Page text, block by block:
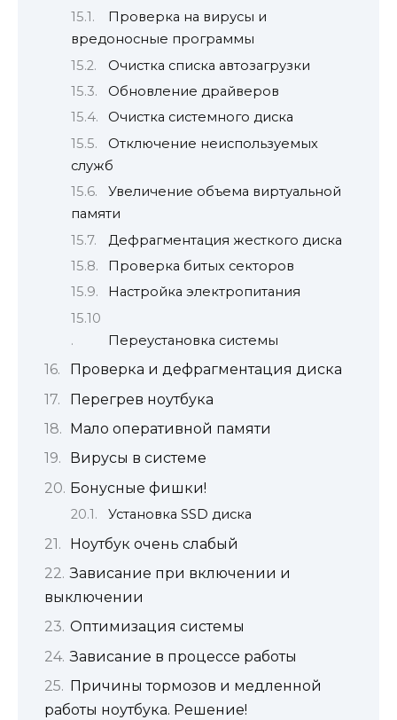
Проверка на вирусы и
вредоносные программы
Очистка списка автозагрузки
Обновление драйверов
Очистка системного диска
Отключение неиспользуемых
служб
Увеличение объема виртуальной
памяти
Дефрагментация жесткого диска
Проверка битых секторов
Настройка электропитания
Переустановка системы
Проверка и дефрагментация диска
Перегрев ноутбука
Мало оперативной памяти
Вирусы в системе
Бонусные фишки!
Установка SSD диска
Ноутбук очень слабый
Зависание при включении и
выключении
Оптимизация системы
Зависание в процессе работы
Причины тормозов и медленной
работы ноутбука. Решение!